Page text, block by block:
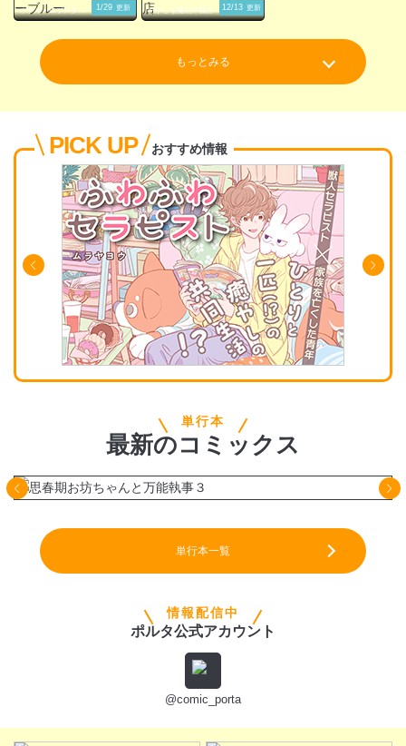
PICK UP おすすめ情報
ホテル・ロブスター
ブルー
1/29 更新 おかしな魔法洋裁店 12/13 更新
もっとみる
単行本
最新のコミックス
単行本一覧
情報配信中
ポルタ公式アカウント
@comic_porta